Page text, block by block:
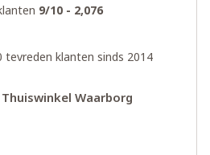
9/10 - 2,076
tevreden klanten sinds 2014
Waarborg